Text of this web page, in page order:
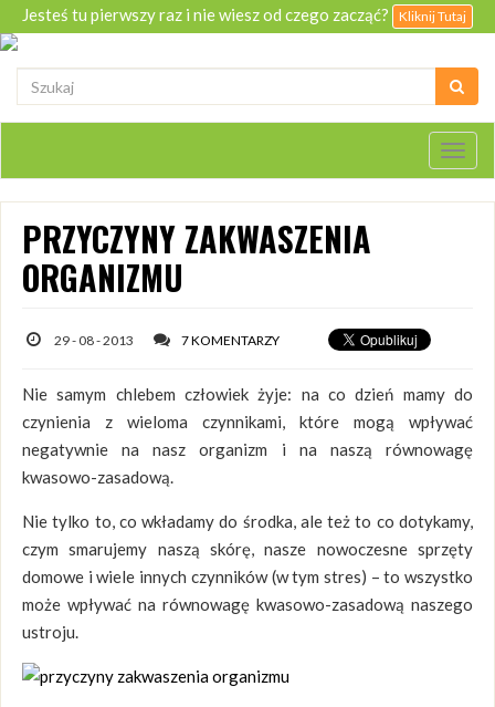
Jesteś tu pierwszy raz i nie wiesz od czego zacząć? Kliknij Tutaj
PRZYCZYNY ZAKWASZENIA
ORGANIZMU
29 - 08 - 2013 7 KOMENTARZY
Nie samym chlebem człowiek żyje: na co dzień mamy do
czynienia z wieloma czynnikami, które mogą wpływać
negatywnie na nasz organizm i na naszą równowagę
kwasowo-zasadową.
Nie tylko to, co wkładamy do środka, ale też to co dotykamy,
czym smarujemy naszą skórę, nasze nowoczesne sprzęty
domowe i wiele innych czynników (w tym stres) – to wszystko
może wpływać na równowagę kwasowo-zasadową naszego
ustroju.